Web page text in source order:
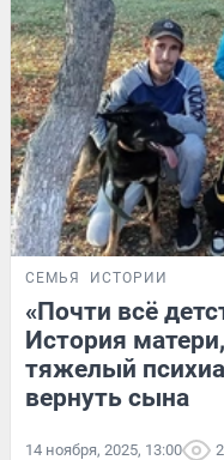
СЕМЬЯ ИСТОРИИ
«Почти всё
История
тяжелый
вернуть сына
14 ноября, 2025, 13:00